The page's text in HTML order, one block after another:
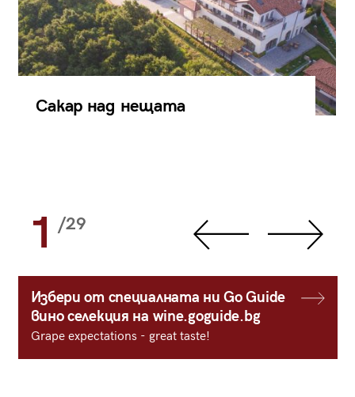
Сакар над нещата
1 /29
Избери от специалната ни Go Guide
вино селекция на wine.goguide.bg
Grape expectations - great taste!